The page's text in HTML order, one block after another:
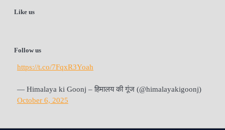
Like us
Follow us
https://t.co/7FqxR3Yoah
— Himalaya ki Goonj – हिमालय की गूंज (@himalayakigoonj)
October 6, 2025